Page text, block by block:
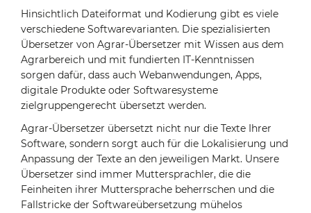
Hinsichtlich Dateiformat und Kodierung gibt es viele
verschiedene Softwarevarianten. Die spezialisierten
Übersetzer von Agrar-Übersetzer mit Wissen aus dem
Agrarbereich und mit fundierten IT-Kenntnissen
sorgen dafür, dass auch Webanwendungen, Apps,
digitale Produkte oder Softwaresysteme
zielgruppengerecht übersetzt werden.
Agrar-Übersetzer übersetzt nicht nur die Texte Ihrer
Software, sondern sorgt auch für die Lokalisierung und
Anpassung der Texte an den jeweiligen Markt. Unsere
Übersetzer sind immer Muttersprachler, die die
Feinheiten ihrer Muttersprache beherrschen und die
Fallstricke der Softwareübersetzung mühelos